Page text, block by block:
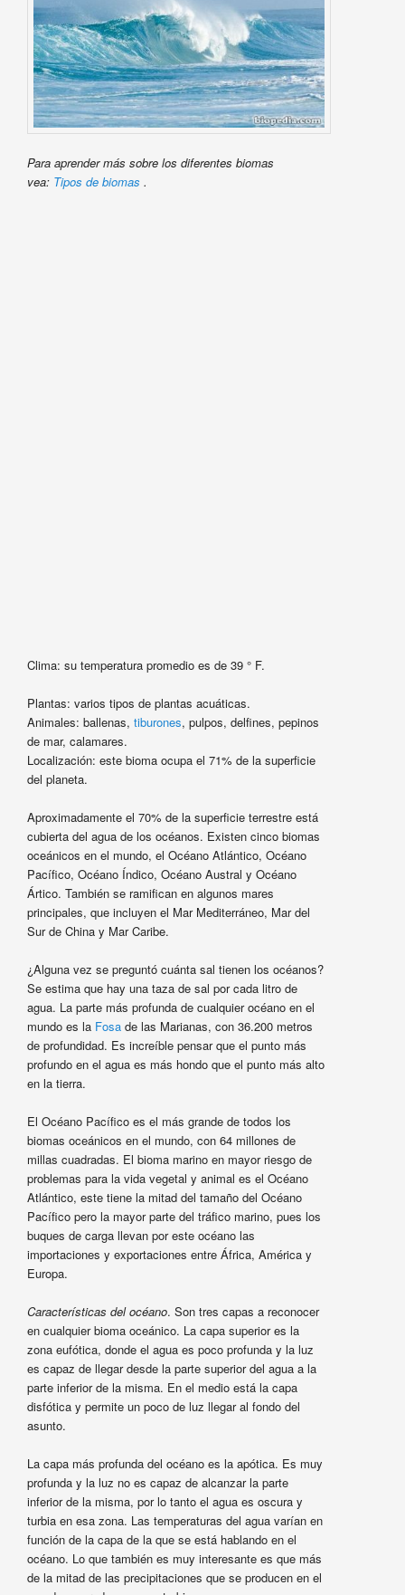
Para aprender más sobre los diferentes biomas
vea: Tipos de biomas .
Clima: su temperatura promedio es de 39 ° F.
Plantas: varios tipos de plantas acuáticas.
Animales: ballenas, tiburones, pulpos, delfines, pepinos
de mar, calamares.
Localización: este bioma ocupa el 71% de la superficie
del planeta.
Aproximadamente el 70% de la superficie terrestre está
cubierta del agua de los océanos. Existen cinco biomas
oceánicos en el mundo, el Océano Atlántico, Océano
Pacífico, Océano Índico, Océano Austral y Océano
Ártico. También se ramifican en algunos mares
principales, que incluyen el Mar Mediterráneo, Mar del
Sur de China y Mar Caribe.
¿Alguna vez se preguntó cuánta sal tienen los océanos?
Se estima que hay una taza de sal por cada litro de
agua. La parte más profunda de cualquier océano en el
mundo es la Fosa de las Marianas, con 36.200 metros
de profundidad. Es increíble pensar que el punto más
profundo en el agua es más hondo que el punto más alto
en la tierra.
El Océano Pacífico es el más grande de todos los
biomas oceánicos en el mundo, con 64 millones de
millas cuadradas. El bioma marino en mayor riesgo de
problemas para la vida vegetal y animal es el Océano
Atlántico, este tiene la mitad del tamaño del Océano
Pacífico pero la mayor parte del tráfico marino, pues los
buques de carga llevan por este océano las
importaciones y exportaciones entre África, América y
Europa.
Características del océano. Son tres capas a reconocer
en cualquier bioma oceánico. La capa superior es la
zona eufótica, donde el agua es poco profunda y la luz
es capaz de llegar desde la parte superior del agua a la
parte inferior de la misma. En el medio está la capa
disfótica y permite un poco de luz llegar al fondo del
asunto.
La capa más profunda del océano es la apótica. Es muy
profunda y la luz no es capaz de alcanzar la parte
inferior de la misma, por lo tanto el agua es oscura y
turbia en esa zona. Las temperaturas del agua varían en
función de la capa de la que se está hablando en el
océano. Lo que también es muy interesante es que más
de la mitad de las precipitaciones que se producen en el